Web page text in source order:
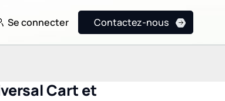
Se connecter Contactez-nous
Cart et